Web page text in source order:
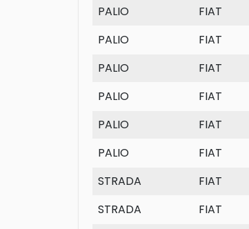
PALIO
FIAT
PALIO
FIAT
PALIO
FIAT
PALIO
FIAT
PALIO
FIAT
PALIO
FIAT
STRADA
FIAT
STRADA
FIAT